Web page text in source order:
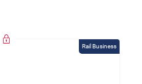
Rail Business